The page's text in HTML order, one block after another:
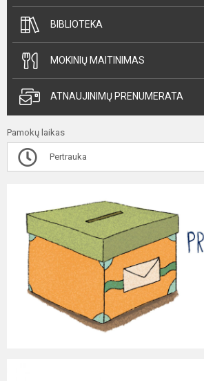
BIBLIOTEKA
MOKINIŲ MAITINIMAS
ATNAUJINIMŲ PRENUMERATA
Pamokų laikas
Pertrauka